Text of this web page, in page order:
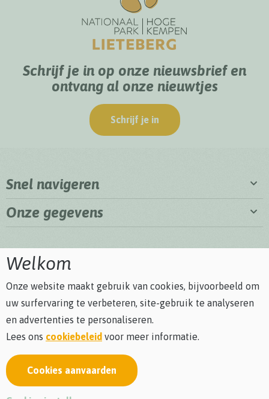
Schrijf je in op onze nieuwsbrief en
ontvang al onze nieuwtjes
Schrijf je in
Snel navigeren
Onze gegevens
Privacybeleid Cookiebeleid
Bezoekersreglement
Welkom
Onze website maakt gebruik van cookies, bijvoorbeeld om
uw surfervaring te verbeteren, site-gebruik te analyseren
en advertenties te personaliseren.
Lees ons cookiebeleid voor meer informatie.
Cookies aanvaarden